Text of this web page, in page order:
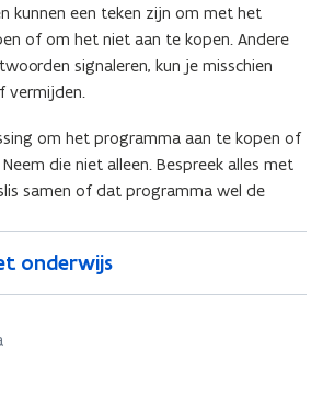
kunnen een teken zijn om met het
of om het niet aan te kopen. Andere
signaleren, kun je misschien
vermijden.
om het programma aan te kopen of
die niet alleen. Bespreek alles met
samen of dat programma wel de
onderwijs